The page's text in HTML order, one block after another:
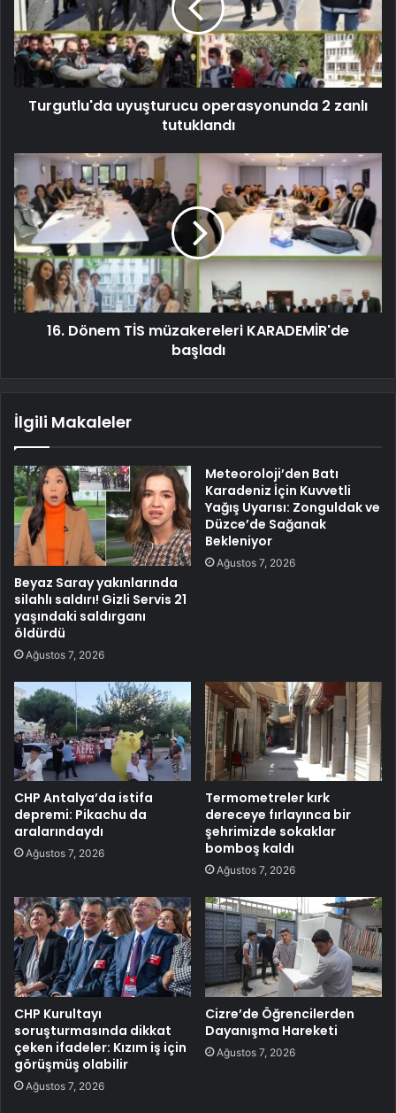
Turgutlu'da uyuşturucu operasyonunda 2 zanlı
tutuklandı
16. Dönem TİS müzakereleri KARADEMİR'de
başladı
İlgili Makaleler
Beyaz Saray yakınlarında
silahlı saldırı! Gizli Servis 21
yaşındaki saldırganı
öldürdü
Ağustos 7, 2026
Meteoroloji’den Batı
Karadeniz İçin Kuvvetli
Yağış Uyarısı: Zonguldak ve
Düzce’de Sağanak
Bekleniyor
Ağustos 7, 2026
CHP Antalya’da istifa
depremi: Pikachu da
aralarındaydı
Ağustos 7, 2026
Termometreler kırk
dereceye fırlayınca bir
şehrimizde sokaklar
bomboş kaldı
Ağustos 7, 2026
CHP Kurultayı
soruşturmasında dikkat
çeken ifadeler: Kızım iş için
görüşmüş olabilir
Ağustos 7, 2026
Cizre’de Öğrencilerden
Dayanışma Hareketi
Ağustos 7, 2026